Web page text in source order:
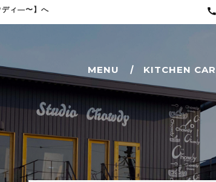
ディ—〜】へ
MENU KITCHEN CAR